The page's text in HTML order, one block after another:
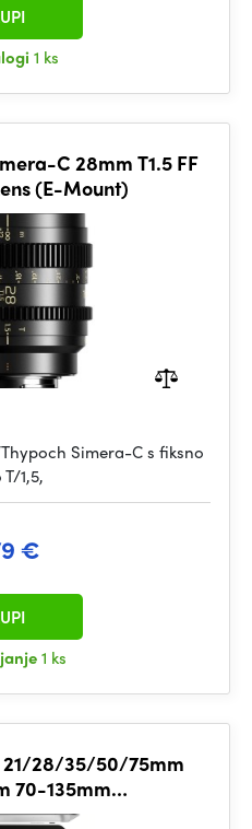
1 ks
C 28mm T1.5 FF
(E-Mount)
Simera-C s fiksno
1,5,
€
1 ks
21/28/35/50/75mm
70-135mm